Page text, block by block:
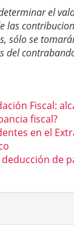
el
las
sólo se
del
Fiscal:
fiscal?
en el
de